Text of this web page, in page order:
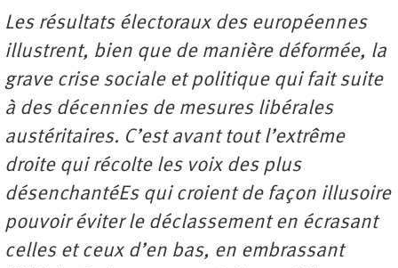
Les résultats électoraux des européennes
illustrent, bien que de manière déformée, la
grave crise sociale et politique qui fait suite
à des décennies de mesures libérales
austéritaires. C’est avant tout l’extrême
droite qui récolte les voix des plus
désenchantéEs qui croient de façon illusoire
pouvoir éviter le déclassement en écrasant
celles et ceux d’en bas, en embrassant